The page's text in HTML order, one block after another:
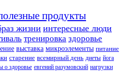
продукты
жизни интересные люди
тренировка здоровье
выставка микроэлементы питание
старение всемирный день диеты йога
о здоровье евгений разумовский нагрузки